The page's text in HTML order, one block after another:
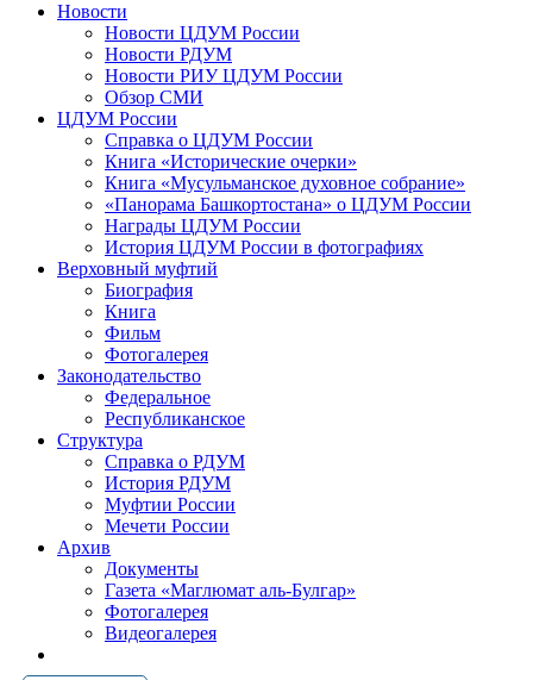
Новости
Новости ЦДУМ России
Новости РДУМ
Новости РИУ ЦДУМ России
Обзор СМИ
ЦДУМ России
Справка о ЦДУМ России
Книга «Исторические очерки»
Книга «Мусульманское духовное собрание»
«Панорама Башкортостана» о ЦДУМ России
Награды ЦДУМ России
История ЦДУМ России в фотографиях
Верховный муфтий
Биография
Книга
Фильм
Фотогалерея
Законодательство
Федеральное
Республиканское
Структура
Справка о РДУМ
История РДУМ
Муфтии России
Мечети России
Архив
Документы
Газета «Маглюмат аль-Булгар»
Фотогалерея
Видеогалерея